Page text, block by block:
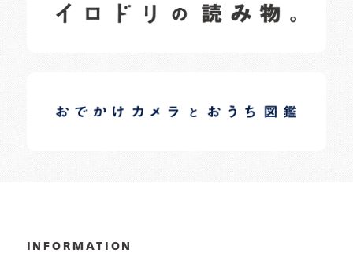
日常の様子など随時更新中です。
日常の様子など随時更新中です。
INFORMATION